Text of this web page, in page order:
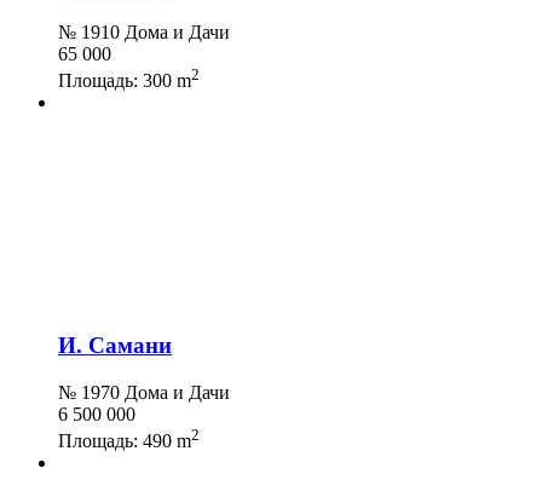
№ 1910 Дома и Дачи
65 000
Площадь: 300 m2
И. Самани
№ 1970 Дома и Дачи
6 500 000
Площадь: 490 m2